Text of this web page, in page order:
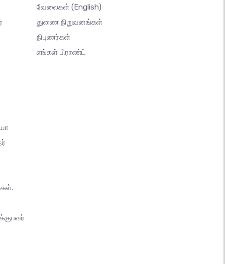
வேலைகள் (English)
துணை நிறுவனங்கள்
நிபுணர்கள்
எங்கள் பிராண்ட்